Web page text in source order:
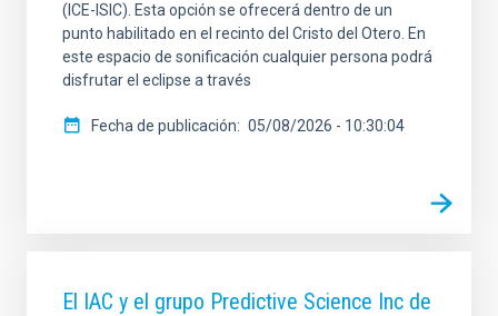
(ICE-ISIC). Esta opción se ofrecerá dentro de un
punto habilitado en el recinto del Cristo del Otero. En
este espacio de sonificación cualquier persona podrá
disfrutar el eclipse a través
Fecha de publicación 05/08/2026 - 10:30:04
El IAC y el grupo Predictive Science Inc de